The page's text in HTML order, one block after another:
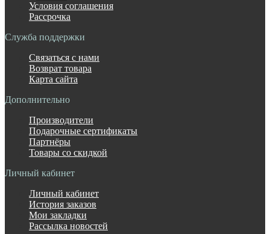
Условия соглашения
Рассрочка
Служба поддержки
Связаться с нами
Возврат товара
Карта сайта
Дополнительно
Производители
Подарочные сертификаты
Партнёры
Товары со скидкой
Личный кабинет
Личный кабинет
История заказов
Мои закладки
Рассылка новостей